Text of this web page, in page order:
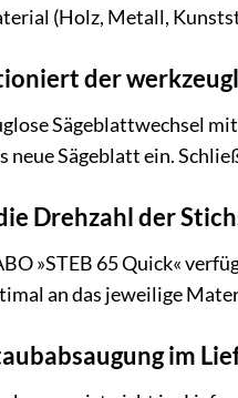
(Holz, Metall,
der
Sägeblattwechsel
neue Sägeblatt ein.
Drehzahl der
»STEB 65 Quick«
an das jeweilige
im